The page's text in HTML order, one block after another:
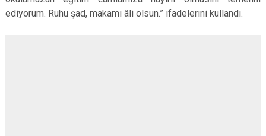
ediyorum. Ruhu şad, makamı âli olsun.” ifadelerini kullandı.